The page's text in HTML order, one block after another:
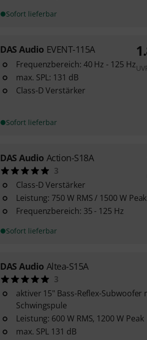
Sofort lieferbar
DAS Audio EVENT-115A
Frequenzbereich: 40 Hz - 125 Hz
max. SPL: 131 dB
Class-D Verstärker
Sofort lieferbar
DAS Audio Action-S18A
3
Class-D Verstärker
Leistung: 750 W RMS / 1500 W Peak
Frequenzbereich: 35 - 125 Hz
Sofort lieferbar
DAS Audio Altea-S15A
3
aktiver 15" Bass-Reflex-Subwoofer
Schwingspule
Leistung: 600 W RMS, 1200 W Peak
max. SPL 131 dB